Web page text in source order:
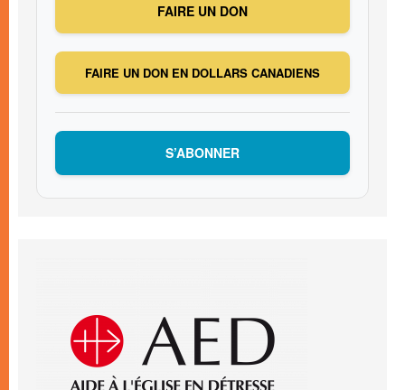
FAIRE UN DON
FAIRE UN DON EN DOLLARS CANADIENS
S’ABONNER